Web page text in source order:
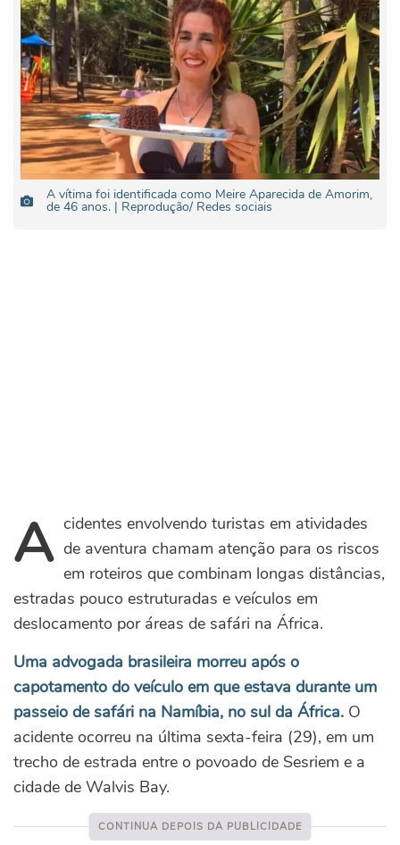
A vítima foi identificada como Meire Aparecida de Amorim,
de 46 anos. | Reprodução/ Redes sociais
Acidentes envolvendo turistas em atividades
de aventura chamam atenção para os riscos
em roteiros que combinam longas distâncias,
estradas pouco estruturadas e veículos em
deslocamento por áreas de safári na África.
Uma advogada brasileira morreu após o
capotamento do veículo em que estava durante um
passeio de safári na Namíbia, no sul da África. O
acidente ocorreu na última sexta-feira (29), em um
trecho de estrada entre o povoado de Sesriem e a
cidade de Walvis Bay.